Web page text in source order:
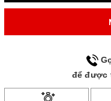
để được